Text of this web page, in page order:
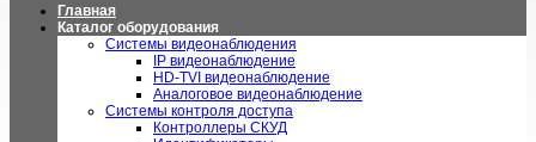
Главная
Каталог оборудования
Системы видеонаблюдения
IP видеонаблюдение
HD-TVI видеонаблюдение
Аналоговое видеонаблюдение
Системы контроля доступа
Контроллеры СКУД